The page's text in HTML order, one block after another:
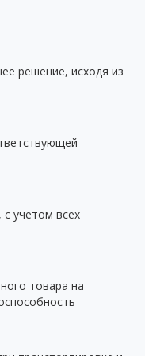
решение, исходя из
учетом всех
товара на